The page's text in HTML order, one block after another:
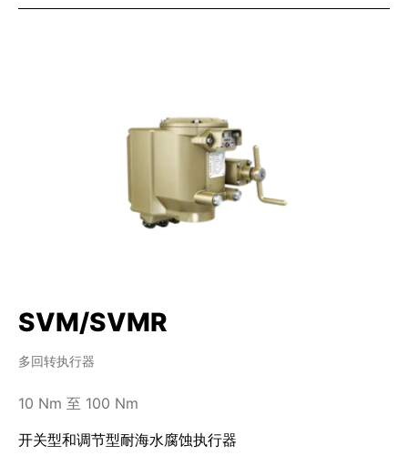
SVM/SVMR
多回转执行器
10 Nm 至 100 Nm
开关型和调节型耐海水腐蚀执行器